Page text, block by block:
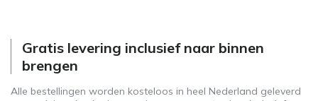
Gratis levering inclusief naar binnen
brengen
Alle bestellingen worden kosteloos in heel Nederland geleverd